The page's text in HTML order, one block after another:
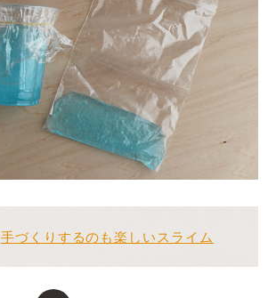
手づくりするのも楽しいスライム